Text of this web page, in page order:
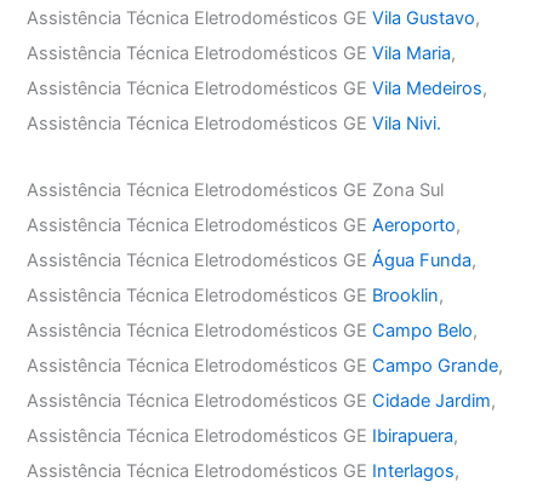
Assistência Técnica Eletrodomésticos GEVila Gustavo,
Assistência Técnica Eletrodomésticos GEVila Maria,
Assistência Técnica Eletrodomésticos GEVila Medeiros,
Assistência Técnica Eletrodomésticos GEVila Nivi.
Assistência Técnica Eletrodomésticos GE Zona Sul
Assistência Técnica Eletrodomésticos GEAeroporto,
Assistência Técnica Eletrodomésticos GEÁgua Funda,
Assistência Técnica Eletrodomésticos GE Brooklin,
Assistência Técnica Eletrodomésticos GECampo Belo,
Assistência Técnica Eletrodomésticos GECampo Grande,
Assistência Técnica Eletrodomésticos GECidade Jardim,
Assistência Técnica Eletrodomésticos GE Ibirapuera,
Assistência Técnica Eletrodomésticos GE Interlagos,